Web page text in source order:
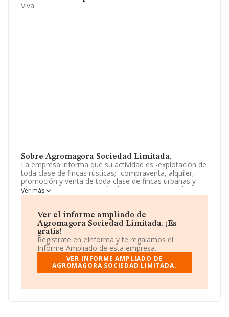
Viva
Sobre Agromagora Sociedad Limitada.
La empresa informa que su actividad es -explotación de
toda clase de fincas rústicas; -compraventa, alquiler,
promoción y venta de toda clase de fincas urbanas y
rústicas; -tenencia y gestión de cualquier tipo de bienes
inmuebles. La empresa aparece inscrita en el Registro
CNAE como 'Cultivo de cereales (excepto arroz),
leguminosas y semillas oleaginosas', código 0111. La
sociedad no tiene actividad en mercados exteriores.
Ha tenido un 92.233.720.368.547.760% más de
empleados y teniendo en cuenta la información
disponible en INFORMA, ha dispuesto de un número de
empleados por debajo de la media de sector.
La compañíaAgromagora Sociedad Limitada, NIF
Ver más
Ver el informe ampliado de
Agromagora Sociedad Limitada. ¡Es
gratis!
Regístrate en eInforma y te regalamos el
Informe Ampliado de esta empresa.
VER INFORME AMPLIADO DE
AGROMAGORA SOCIEDAD LIMITADA.